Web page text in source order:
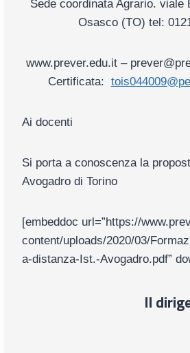
Sede coordinata Agrario. viale
Osasco (TO) tel:
www.prever.edu.it –
Certificata:
Ai docenti
Si porta a conoscenza la
Avogadro di Torino
[embeddoc url=”https://
content/uploads/2020/03/
a-distanza-Ist.-Avogadro.pdf”
Il